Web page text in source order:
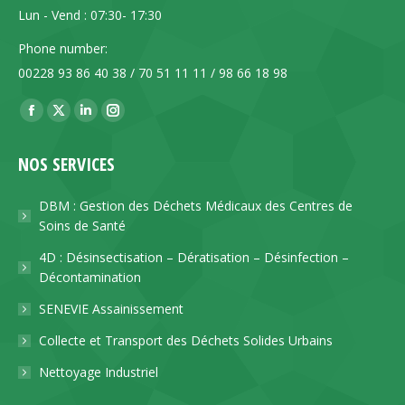
Lun - Vend : 07:30- 17:30
Phone number:
00228 93 86 40 38 / 70 51 11 11 / 98 66 18 98
Trouvez nous sur :
La
Facebook
dans
nouvelle
fenêtre
La
X
dans
nouvelle
fenêtre
La
LinkedIn
dans
nouvelle
fenêtre
La
Instagram
dans
nouvelle
fenêtre
NOS SERVICES
DBM : Gestion des Déchets Médicaux des Centres de
Soins de Santé
4D : Désinsectisation – Dératisation – Désinfection –
Décontamination
SENEVIE Assainissement
Collecte et Transport des Déchets Solides Urbains
Nettoyage Industriel